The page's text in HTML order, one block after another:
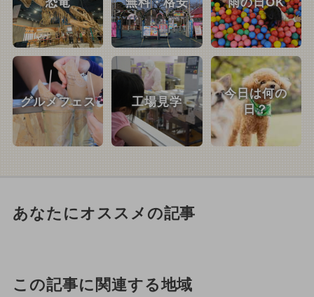
グルメフェス 工場見学
今日は何の
日？
あなたにオススメの記事
この記事に関連する地域